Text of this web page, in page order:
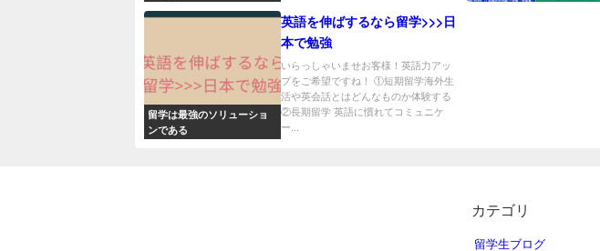
留学は最強のソリューショ
ンである
英語を伸ばするなら留学>>>日
本で勉強
いらっしゃいませお客様！英語力アッ
プをご希望ですね！ ①短期留学海外生
活や英会話とはどんなものか体験する
②長期留学 英語に慣れてコミュニケ
ー...
カテゴリ
留学生ブログ